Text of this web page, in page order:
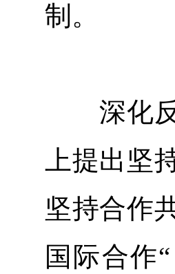
制。
深化反
上提出坚
坚持合作
国际合作